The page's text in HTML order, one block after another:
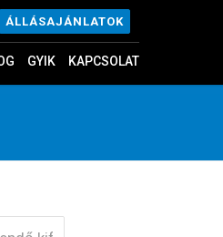
ÁLLÁSAJÁNLATOK
GYIK KAPCSOLAT